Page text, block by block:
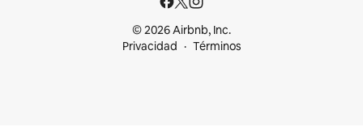
© 2026 Airbnb, Inc.
Privacidad
Términos